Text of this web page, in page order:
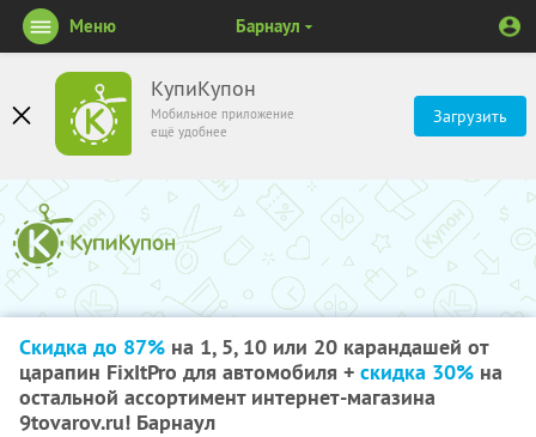
КупиКупон
Мобильное приложение
ещё удобнее
Загрузить
Меню Барнаул
Скидка до 87% на 1, 5, 10 или 20 карандашей от
царапин FixItPro для автомобиля + скидка 30% на
остальной ассортимент интернет-магазина
9tovarov.ru! Барнаул